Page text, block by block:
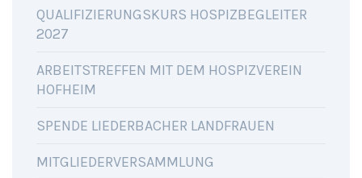
QUALIFIZIERUNGSKURS HOSPIZBEGLEITER
2027
ARBEITSTREFFEN MIT DEM HOSPIZVEREIN
HOFHEIM
SPENDE LIEDERBACHER LANDFRAUEN
MITGLIEDERVERSAMMLUNG